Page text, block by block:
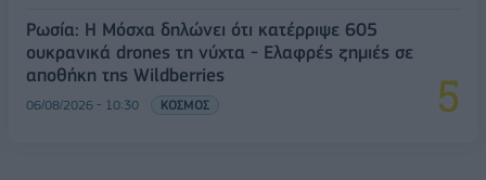
Ρωσία: Η Μόσχα δηλώνει ότι κατέρριψε 605
ουκρανικά drones τη νύχτα - Ελαφρές ζημιές σε
αποθήκη της Wildberries
06/08/2026 - 10:30 ΚΟΣΜΟΣ